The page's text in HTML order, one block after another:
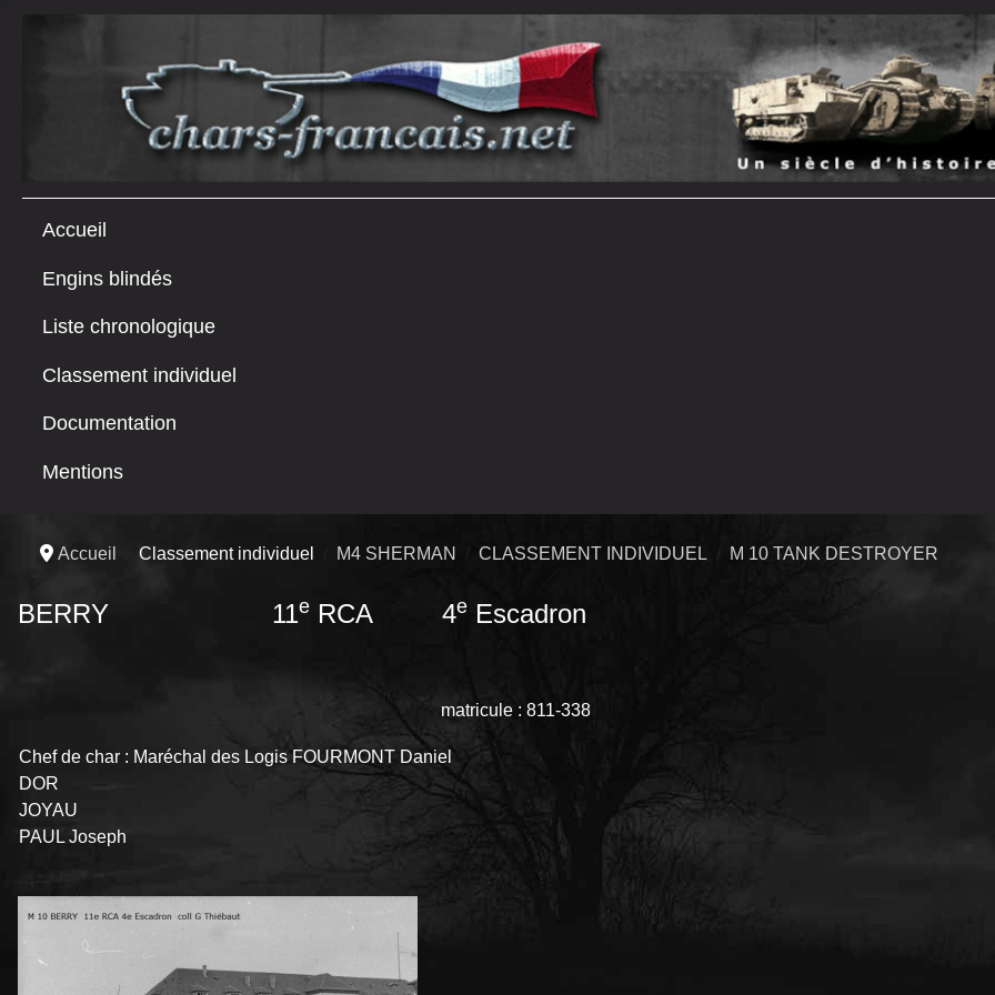
Accueil
Engins blindés
Liste chronologique
Classement individuel
Documentation
Mentions
Accueil Classement individuel M4 SHERMAN CLASSEMENT INDIVIDUEL M 10 TANK DESTROYER
BERRY 11e RCA 4e Escadron
matricule : 811-
Chef de char : Maréchal des Logis FOURMONT Daniel
DOR
JOYAU
PAUL Joseph